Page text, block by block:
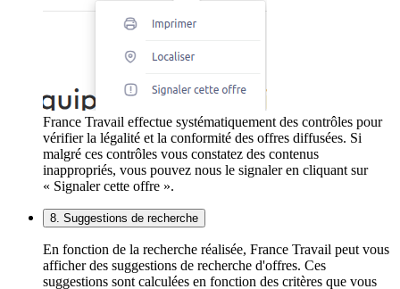
France Travail effectue systématiquement des contrôles pour
vérifier la légalité et la conformité des offres diffusées. Si
malgré ces contrôles vous constatez des contenus
inappropriés, vous pouvez nous le signaler en cliquant sur
« Signaler cette offre ».
8. Suggestions de recherche
En fonction de la recherche réalisée, France Travail peut vous
afficher des suggestions de recherche d'offres. Ces
suggestions sont calculées en fonction des critères que vous